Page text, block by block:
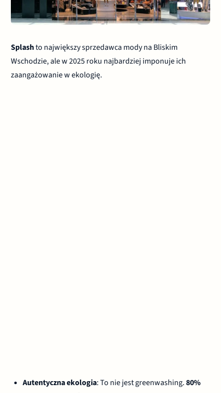
Splashto największy sprzedawca mody na Bliskim
Wschodzie, ale w 2025 roku najbardziej imponuje ich
zaangażowanie w ekologię.
Autentyczna ekologia: To nie jest greenwashing.80%